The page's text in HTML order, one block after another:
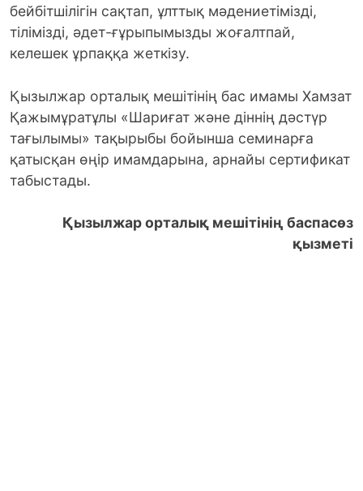
бейбітшілігін сақтап, ұлттық мәдениетімізді,
тілімізді, әдет-ғұрыпымызды жоғалтпай,
келешек ұрпаққа жеткізу.
Қызылжар орталық мешітінің бас имамы Хамзат
Қажымұратұлы «Шариғат және діннің дәстүр
тағылымы» тақырыбы бойынша семинарға
қатысқан өңір имамдарына, арнайы сертификат
табыстады.
Қызылжар орталық мешітінің баспасөз
қызметі